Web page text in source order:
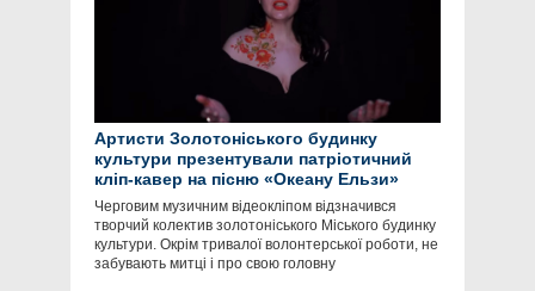
Артисти Золотоніського будинку
культури презентували патріотичний
кліп-кавер на пісню «Океану Ельзи»
Черговим музичним відеокліпом відзначився
творчий колектив золотоніського Міського будинку
культури. Окрім тривалої волонтерської роботи, не
забувають митці і про свою головну